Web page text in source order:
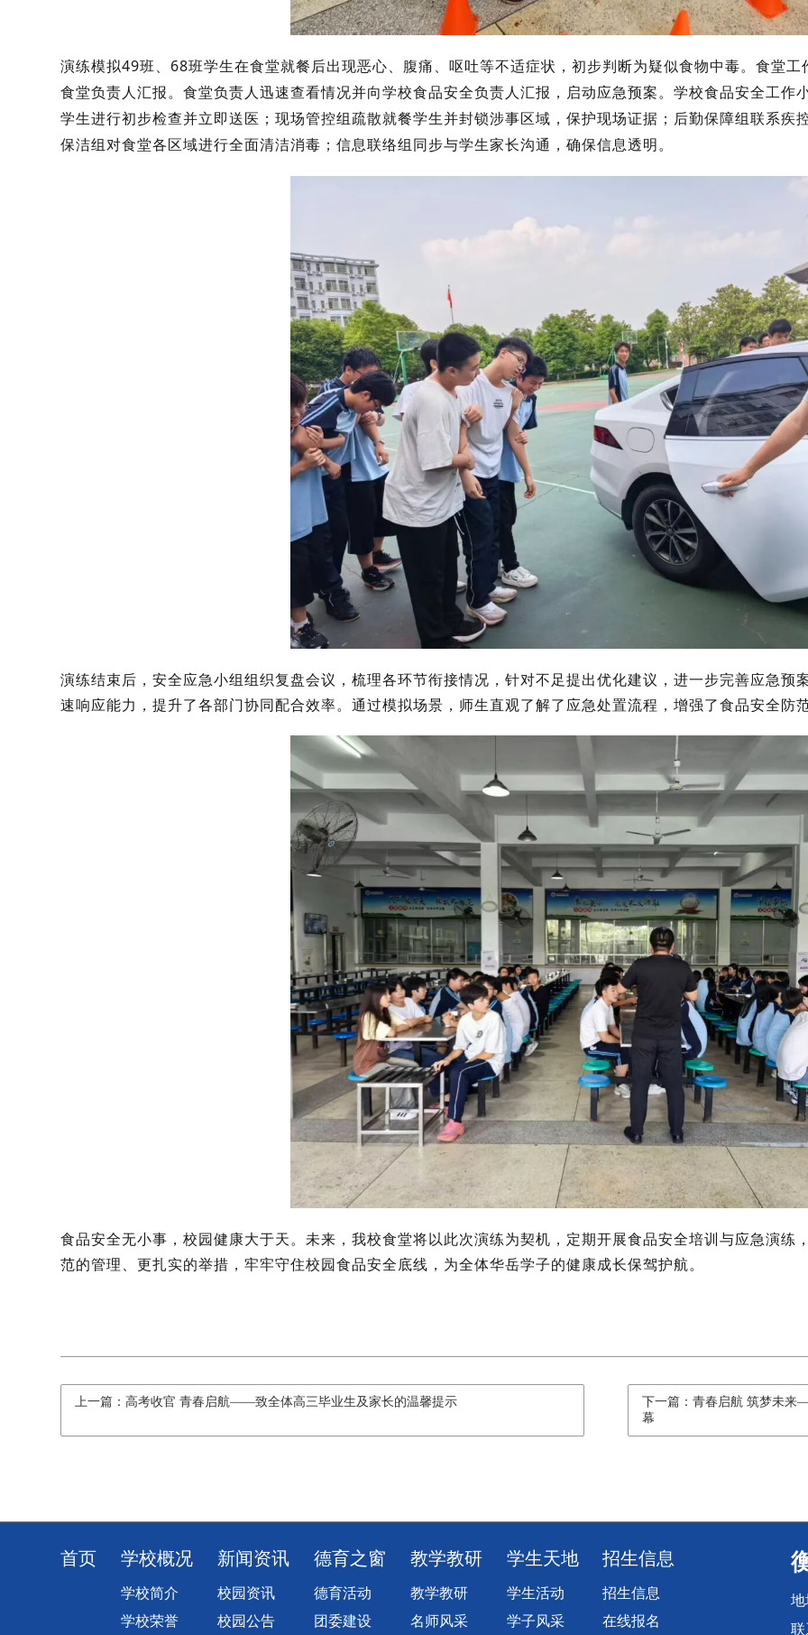
演练模拟49班、68班学生在食堂就餐后出现恶心、腹痛、呕吐等不适症状，初步判断为疑似食物中毒。食堂
食堂负责人汇报。食堂负责人迅速查看情况并向学校食品安全负责人汇报，启动应急预案。学校食品安全工
学生进行初步检查并立即送医；现场管控组疏散就餐学生并封锁涉事区域，保护现场证据；后勤保障组联系疾
保洁组对食堂各区域进行全面清洁消毒；信息联络组同步与学生家长沟通，确保信息透明。
演练结束后，安全应急小组组织复盘会议，梳理各环节衔接情况，针对不足提出优化建议，进一步完善应急
速响应能力，提升了各部门协同配合效率。通过模拟场景，师生直观了解了应急处置流程，增强了食品安全防
食品安全无小事，校园健康大于天。未来，我校食堂将以此次演练为契机，定期开展食品安全培训与应急演
范的管理、更扎实的举措，牢牢守住校园食品安全底线，为全体华岳学子的健康成长保驾护航。
上一篇：高考收官 青春启航——致全体高三毕业生及家长的温馨提示
下一篇：青春启航 筑梦未来
幕
首页 学校概况
学校简介
学校荣誉
新闻资讯
校园资讯
校园公告
德育之窗
德育活动
团委建设
教学教研
教学教研
名师风采
学生天地
学生活动
学子风采
招生信息
招生信息
在线报名
地
联